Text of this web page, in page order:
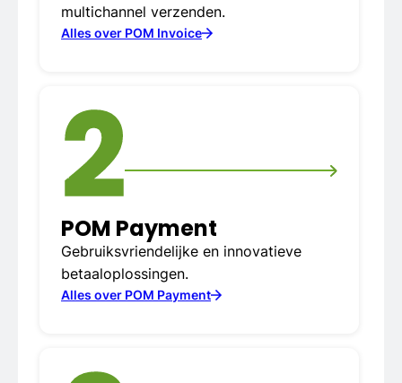
multichannel verzenden.
Alles over POM Invoice
2
POM Payment
Gebruiksvriendelijke en innovatieve
betaaloplossingen.
Alles over POM Payment